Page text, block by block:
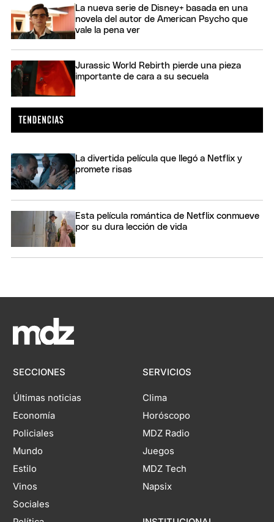
La nueva serie de Disney+ basada en una
novela del autor de American Psycho que
vale la pena ver
Jurassic World Rebirth pierde una pieza
importante de cara a su secuela
La divertida película que llegó a Netflix y
promete risas
Esta película romántica de Netflix conmueve
por su dura lección de vida
SECCIONES
Últimas noticias
Economía
Policiales
Mundo
Estilo
Vinos
Sociales
SERVICIOS
Clima
Horóscopo
MDZ Radio
Juegos
MDZ Tech
Napsix